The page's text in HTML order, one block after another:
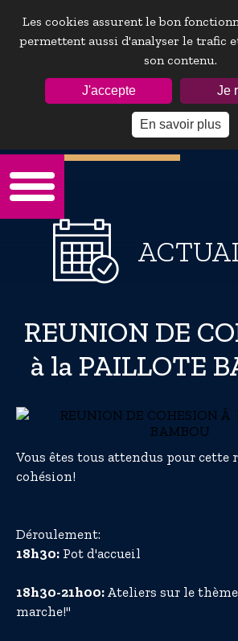
Les cookies assurent le bon
permettent aussi d'analyser le trafic
son contenu.
J'accepte Je
En savoir plus
Mot de passe oublie ?
REUNION DE
à la PAILLOTE
Vous êtes tous attendus pour cette
cohésion!
Déroulement:
18h30: Pot d'accueil
18h30-21h00: Ateliers sur le thème
marche!"